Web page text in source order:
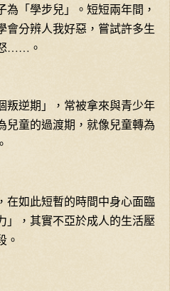
「學步兒」。短短兩年間，
會分辨人我好惡，嘗試許多生
……。
叛逆期」，常被拿來與青少年
兒童的過渡期，就像兒童轉為
在如此短暫的時間中身心面臨
」，其實不亞於成人的生活壓
。